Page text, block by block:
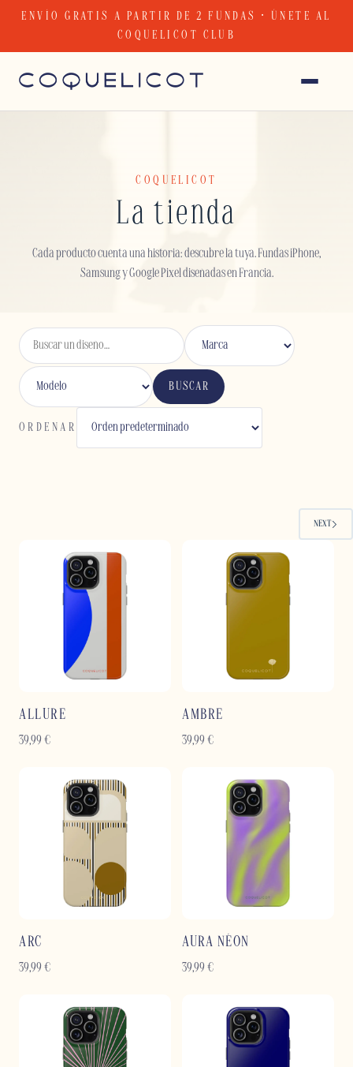
ENVÍO GRATIS A PARTIR DE 2 FUNDAS · ÚNETE AL
COQUELICOT CLUB
COQUELICOT
La tienda
Cada producto cuenta una historia: descubre la tuya. Fundas iPhone,
Samsung y Google Pixel diseñadas en Francia.
BUSCAR
ORDENAR
NEXT
ALLURE
39,99 €
AMBRE
39,99 €
ARC
39,99 €
AURA NÉON
39,99 €